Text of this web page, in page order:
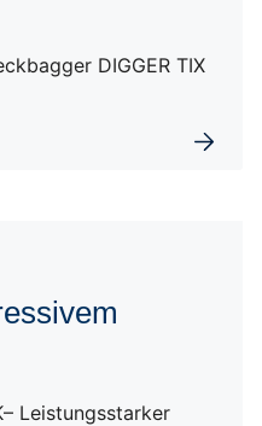
DIGGER TIX
Leistungsstarker